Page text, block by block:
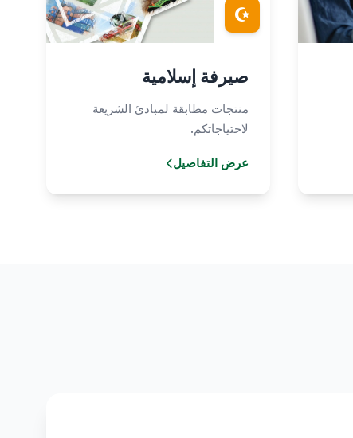
صيرفة إسلامية
منتجات مطابقة لمبادئ الشريعة
لاحتياجاتكم.
عرض التفاصيل